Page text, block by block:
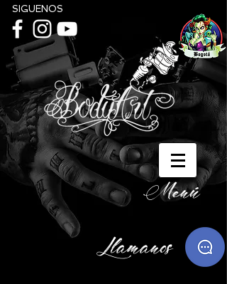
SIGUENOS
Menú
Llamanos